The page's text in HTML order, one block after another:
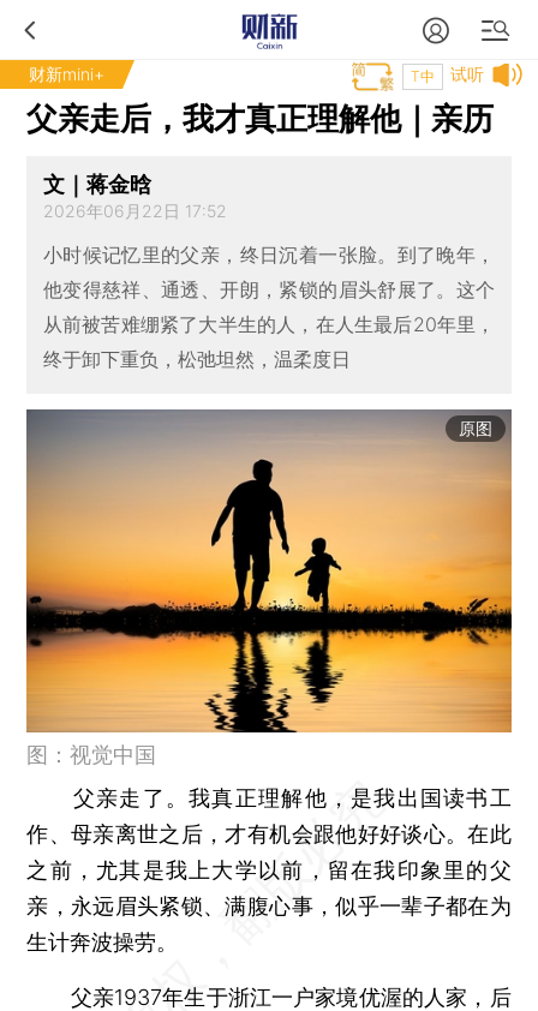
财新mini+ 试听
T中
父亲走后，我才真正理解他｜亲历
文｜蒋金晗
2026年06月22日 17:52
小时候记忆里的父亲，终日沉着一张脸。到了晚年，
他变得慈祥、通透、开朗，紧锁的眉头舒展了。这个
从前被苦难绷紧了大半生的人，在人生最后20年里，
终于卸下重负，松弛坦然，温柔度日
原图
图：视觉中国
父亲走了。我真正理解他，是我出国读书工
作、母亲离世之后，才有机会跟他好好谈心。在此
之前，尤其是我上大学以前，留在我印象里的父
亲，永远眉头紧锁、满腹心事，似乎一辈子都在为
生计奔波操劳。
父亲1937年生于浙江一户家境优渥的人家，后